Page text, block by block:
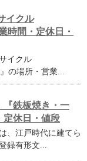
イクル
時間・定休日・
イクル
の場所・営業...
『鉄板焼き・一
定休日・値段
、江戸時代に建てら
録有形文...